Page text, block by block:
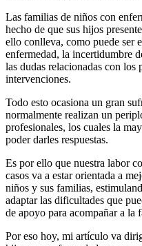
Las familias de niños con
hecho de que sus hijos
ello conlleva, como puede ser
enfermedad, la incertidumbre
las dudas relacionadas con los
intervenciones.
Todo esto ocasiona un gran
normalmente realizan un
profesionales, los cuales la
poder darles respuestas.
Es por ello que nuestra labor
casos va a estar orientada a
niños y sus familias,
adaptar las dificultades que
de apoyo para acompañar a la
Por eso hoy, mi artículo va